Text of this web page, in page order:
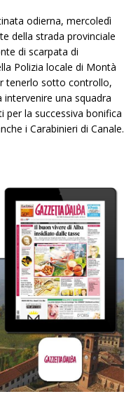
odierna, mercoledì
della strada provinciale
di scarpata di
Polizia locale di Montà
tenerlo sotto controllo,
una squadra
per la successiva bonifica
i Carabinieri di Canale.